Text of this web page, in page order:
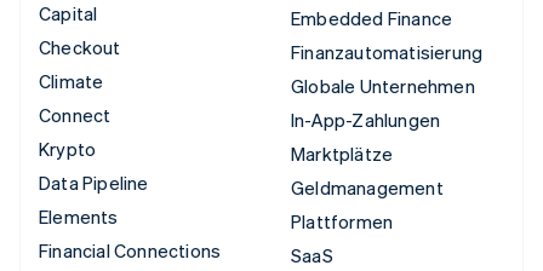
Capital
Checkout
Climate
Connect
Krypto
Data Pipeline
Elements
Financial Connections
Embedded Finance
Finanzautomatisierung
Globale Unternehmen
In-App-Zahlungen
Marktplätze
Geldmanagement
Plattformen
SaaS